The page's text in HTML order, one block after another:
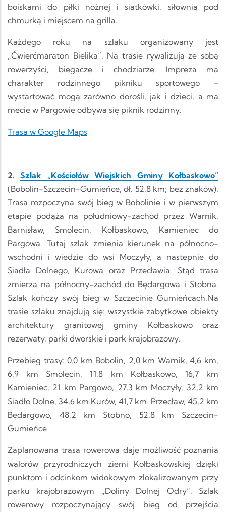
boiskami do piłki nożnej i siatkówki, siłownią pod
chmurką i miejscem na grilla.
Każdego roku na szlaku organizowany jest
„Ćwierćmaraton Bielika”. Na trasie rywalizują ze sobą
rowerzyści, biegacze i chodziarze. Impreza ma
charakter rodzinnego pikniku sportowego –
wystartować mogą zarówno dorośli, jak i dzieci, a ma
mecie w Pargowie odbywa się piknik rodzinny.
Trasa w Google Maps
2.Szlak „Kościołów Wiejskich Gminy Kołbaskowo”
(Bobolin-Szczecin-Gumieńce, dł. 52,8 km; bez znaków).
Trasa rozpoczyna swój bieg w Bobolinie i w pierwszym
etapie podąża na południowy-zachód przez Warnik,
Barnisław, Smolęcin, Kołbaskowo, Kamieniec do
Pargowa. Tutaj szlak zmienia kierunek na północno-
wschodni i wiedzie do wsi Moczyły, a następnie do
Siadła Dolnego, Kurowa oraz Przecławia. Stąd trasa
zmierza na północny-zachód do Będargowa i Stobna.
Szlak kończy swój bieg w Szczecinie Gumieńcach.Na
trasie szlaku znajdują się: wszystkie zabytkowe obiekty
architektury granitowej gminy Kołbaskowo oraz
rezerwaty, parki dworskie i park krajobrazowy.
Przebieg trasy: 0,0 km Bobolin, 2,0 km Warnik, 4,6 km,
6,9 km Smolęcin, 11,8 km Kołbaskowo, 16,7 km
Kamieniec, 21 km Pargowo, 27,3 km Moczyły, 32,2 km
Siadło Dolne, 34,6 km Kurów, 41,7 km Przecław, 45,2 km
Będargowo, 48,2 km Stobno, 52,8 km Szczecin-
Gumieńce
Zaplanowana trasa rowerowa daje możliwość poznania
walorów przyrodniczych ziemi Kołbaskowskiej dzięki
punktom i odcinkom widokowym zlokalizowanym przy
parku krajobrazowym „Doliny Dolnej Odry”. Szlak
rowerowy rozpoczynający swój bieg od przejścia